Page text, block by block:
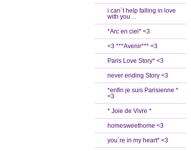
i can´t help falling in love
with you ...
*Arc en ciel* <3
<3 ***Avenir*** <3
Paris Love Story* <3
never ending Story <3
*enfin je suis Parisienne *
<3
* Joie de Vivre *
homesweethome <3
you´re in my heart* <3